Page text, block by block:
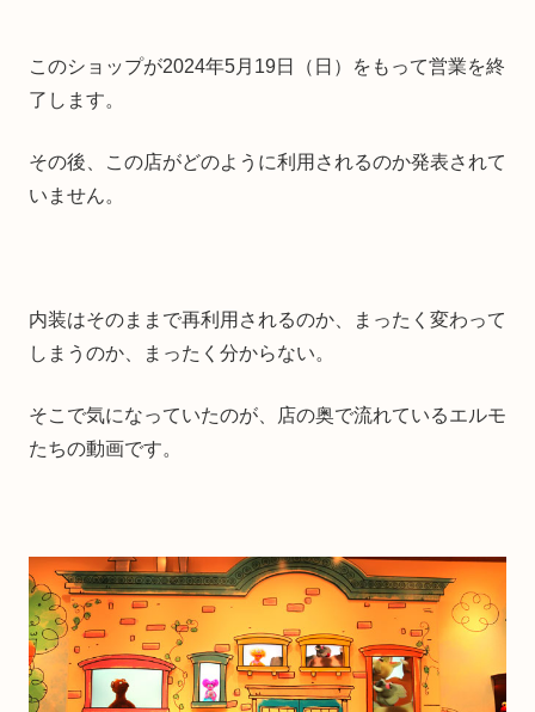
このショップが2024年5月19日（日）をもって営業を終
了します。
その後、この店がどのように利用されるのか発表されて
いません。
内装はそのままで再利用されるのか、まったく変わって
しまうのか、まったく分からない。
そこで気になっていたのが、店の奥で流れているエルモ
たちの動画です。